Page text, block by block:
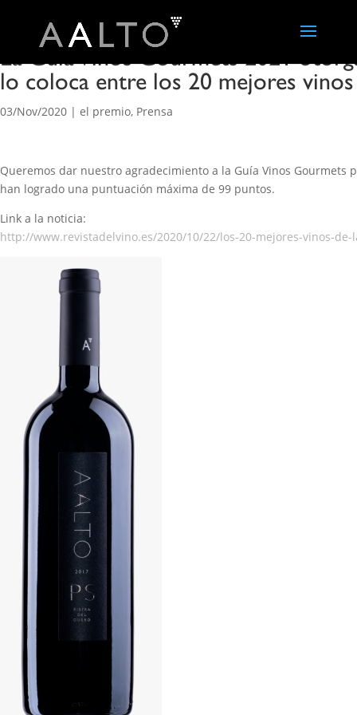
La Guía Vinos Gourmets 2021
lo coloca entre los 20 mejores vinos
03/Nov/2020 | el premio, Prensa
Queremos dar nuestro agradecimiento a la Guía Vinos Gourmets
han logrado una puntuación máxima de 99 puntos.
Link a la noticia:
http://www.revistadelvino.es/2020/10/22/los-20-mejores-vinos-